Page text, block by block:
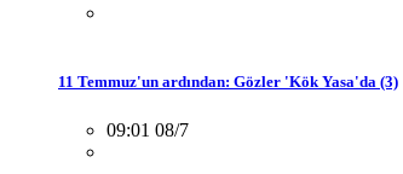
11 Temmuz'un ardından: Gözler 'Kök Yasa'da (3)
09:01 08/7